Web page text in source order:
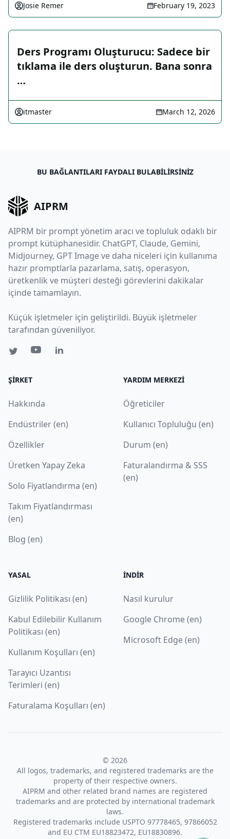
Josie Remer February 19, 2023
Ders Programı Oluşturucu: Sadece bir
tıklama ile ders oluşturun. Bana sonra
…
itmaster March 12, 2026
BU BAĞLANTILARI FAYDALI BULABILIRSINIZ
AIPRM
AIPRM bir prompt yönetim aracı ve topluluk odaklı bir
prompt kütüphanesidir. ChatGPT, Claude, Gemini,
Midjourney, GPT Image ve daha niceleri için kullanıma
hazır promptlarla pazarlama, satış, operasyon,
üretkenlik ve müşteri desteği görevlerini dakikalar
içinde tamamlayın.
Küçük işletmeler için geliştirildi. Büyük işletmeler
tarafından güveniliyor.
ŞIRKET
Hakkında
Endüstriler (en)
Özellikler
Üretken Yapay Zeka
Solo Fiyatlandırma (en)
Takım Fiyatlandırması
(en)
Blog (en)
YARDIM MERKEZI
Öğreticiler
Kullanıcı Topluluğu (en)
Durum (en)
Faturalandırma & SSS
(en)
YASAL
Gizlilik Politikası (en)
Kabul Edilebilir Kullanım
Politikası (en)
Kullanım Koşulları (en)
Tarayıcı Uzantısı
Terimleri (en)
Faturalama Koşulları (en)
İNDIR
Nasıl kurulur
Google Chrome (en)
Microsoft Edge (en)
© 2026
All logos, trademarks, and registered trademarks are the
property of their respective owners.
AIPRM and other related brand names are registered
trademarks and are protected by international trademark
laws.
Registered trademarks include USPTO 97778465, 97866052
and EU CTM EU18823472, EU18830896.